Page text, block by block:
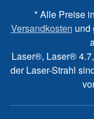
* Alle Preise
Versandkosten und
Laser®, Laser®
der Laser-Strahl